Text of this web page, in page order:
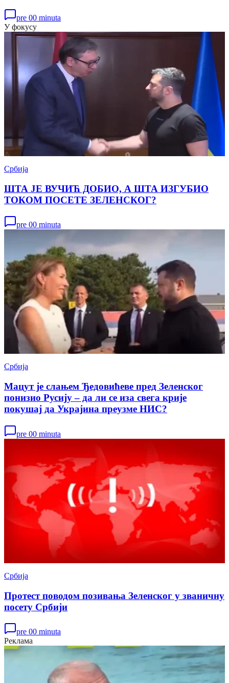
pre 00 minuta
У фокусу
Србија
ШТА ЈЕ ВУЧИЋ ДОБИО, А ШТА ИЗГУБИО
ТОКОМ ПОСЕТЕ ЗЕЛЕНСКОГ?
pre 00 minuta
Србија
Мацут је слањем Ђедовићеве пред Зеленског
понизио Русију – да ли се иза свега крије
покушај да Украјина преузме НИС?
pre 00 minuta
Србија
Протест поводом позивања Зеленског у званичну
посету Србији
pre 00 minuta
Реклама